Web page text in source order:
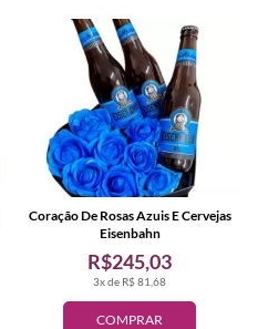
COMPRAR
3x de R$ 81,68
R$245,03
Coração De Rosas Azuis E Cervejas
Eisenbahn